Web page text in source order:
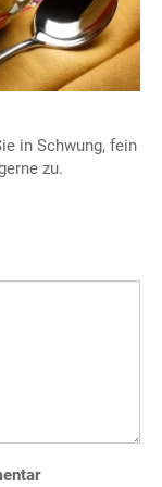
in Schwung, fein
zu.